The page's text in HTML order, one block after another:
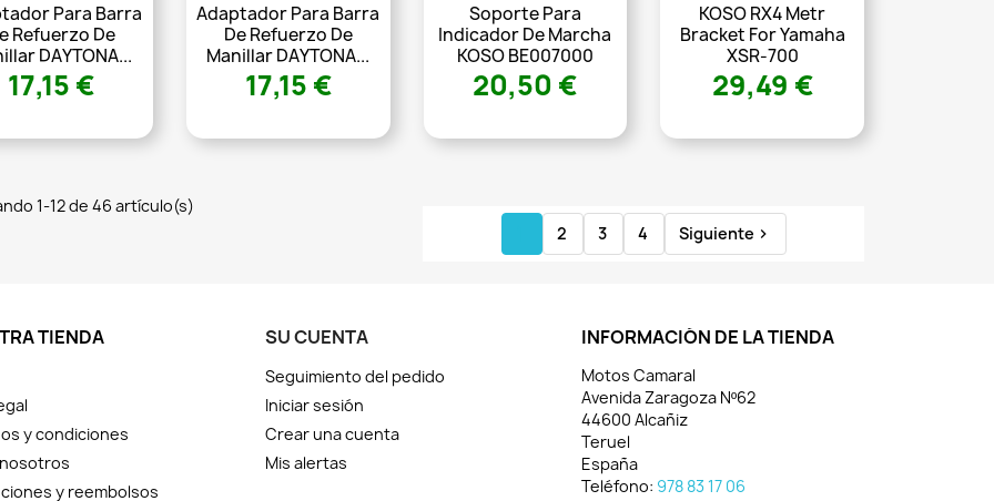
Para Barra
Refuerzo De
DAYTONA...
17,15 €
Adaptador Para Barra
De Refuerzo De
Manillar DAYTONA...
17,15 €
Soporte Para
Indicador De Marcha
KOSO BE007000
20,50 €
KOSO RX4 Metr
Bracket For Yamaha
XSR-700
29,49 €
1-12 de 46 artículo(s)
2 3 4 Siguiente 
TIENDA
y condiciones
y reembolsos
SU CUENTA
Seguimiento del pedido
Iniciar sesión
Crear una cuenta
Mis alertas
INFORMACIÓN DE LA TIENDA
Motos Camaral
Avenida Zaragoza Nº62
44600 Alcañiz
Teruel
España
Teléfono: 978 83 17 06